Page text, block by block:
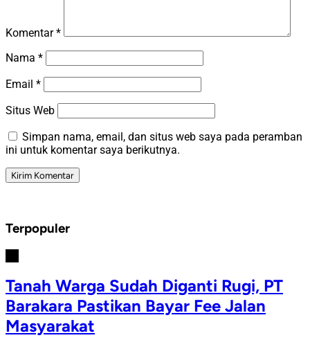
Komentar*
Nama *
Email *
Situs Web
Simpan nama, email, dan situs web saya pada peramban
ini untuk komentar saya berikutnya.
Terpopuler
Tanah Warga Sudah Diganti Rugi, PT
Barakara Pastikan Bayar Fee Jalan
Masyarakat